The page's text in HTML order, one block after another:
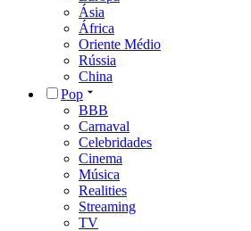
Ásia
África
Oriente Médio
Rússia
China
Pop
BBB
Carnaval
Celebridades
Cinema
Música
Realities
Streaming
TV